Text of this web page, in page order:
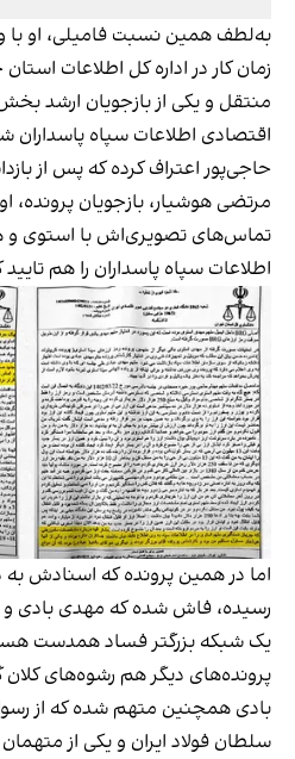
به‌لطف همین نسبت فامیلی، او با
زمان کار در اداره کل اطلاعات
منتقل و یکی از بازجویان ارشد
اقتصادی اطلاعات سپاه پاسداران
حاجی‌پور اعتراف کرده که پس از
مرتضی هوشیار، بازجویان پرونده،
تماس‌های تصویری‌اش با استوی
اطلاعات سپاه پاسداران را هم
اما در همین پرونده که اسنادش به
رسیده، فاش شده که مهدی بادی و
یک شبکه بزر‌گتر فساد همدست
پرونده‌های دیگر هم رشوه‌های کلان
بادی همچنین متهم شده که از
سلطان فولاد ایران و یکی از